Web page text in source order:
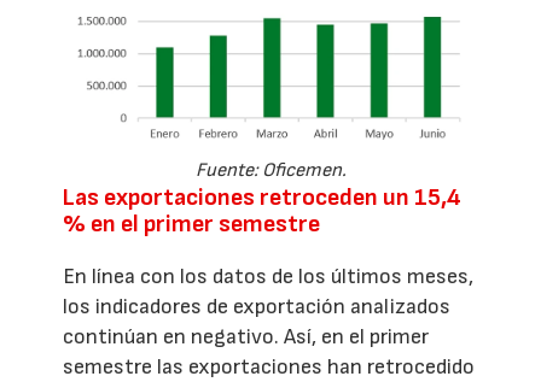
Fuente: Oficemen.
Las exportaciones retroceden un 15,4
% en el primer semestre
En línea con los datos de los últimos meses,
los indicadores de exportación analizados
continúan en negativo. Así, en el primer
semestre las exportaciones han retrocedido